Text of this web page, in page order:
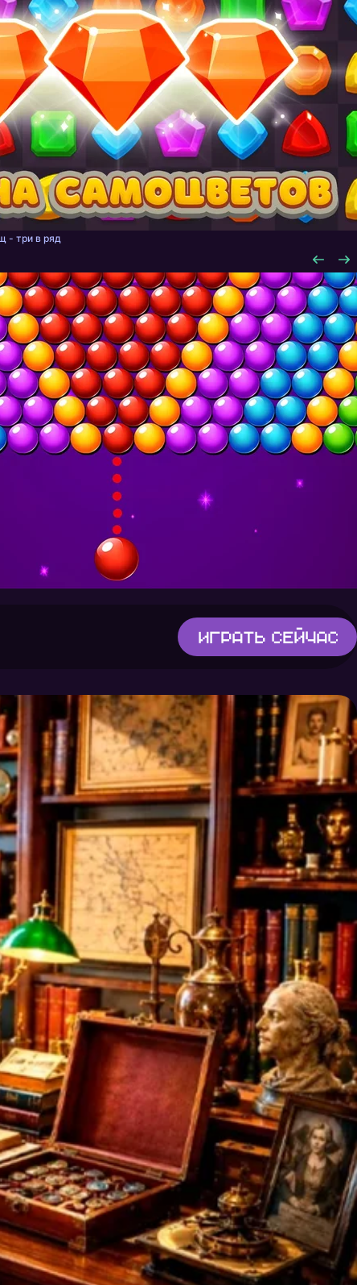
- три в ряд
Играть сейчас